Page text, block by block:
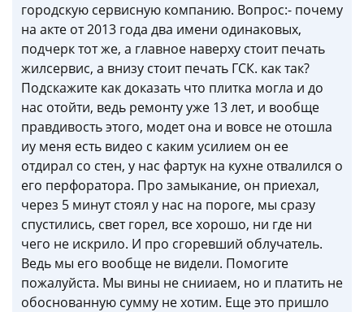
городскую сервисную компанию. Вопрос:- почему
на акте от 2013 года два имени одинаковых,
подчерк тот же, а главное наверху стоит печать
жилсервис, а внизу стоит печать ГСК. как так?
Подскажите как доказать что плитка могла и до
нас отойти, ведь ремонту уже 13 лет, и вообще
правдивость этого, модет она и вовсе не отошла
иу меня есть видео с каким усилием он ее
отдирал со стен, у нас фартук на кухне отвалился о
его перфоратора. Про замыкание, он приехал,
через 5 минут стоял у нас на пороге, мы сразу
спустились, свет горел, все хорошо, ни где ни
чего не искрило. И про сгоревший облучатель.
Ведь мы его вообще не видели. Помогите
пожалуйста. Мы вины не снииаем, но и платить не
обоснованную сумму не хотим. Еще это пришло